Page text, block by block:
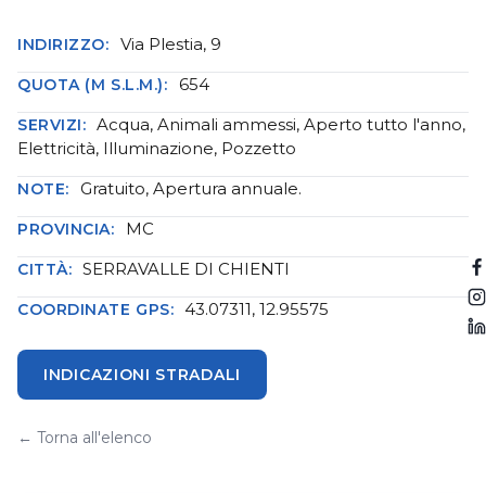
INDIRIZZO: Via Plestia, 9
QUOTA (M S.L.M.): 654
SERVIZI: Acqua, Animali ammessi, Aperto tutto l'anno,
Elettricità, Illuminazione, Pozzetto
NOTE: Gratuito, Apertura annuale.
PROVINCIA: MC
CITTÀ: SERRAVALLE DI CHIENTI
COORDINATE GPS: 43.07311, 12.95575
INDICAZIONI STRADALI
← Torna all'elenco